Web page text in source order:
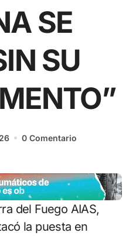
SE
SU
0 Comentario
la puesta en